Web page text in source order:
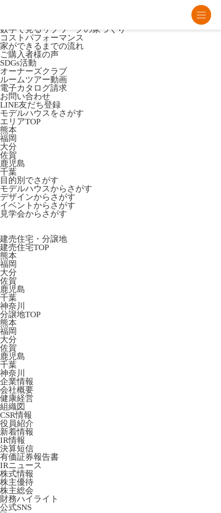
数字で見るリブワークの家づくり
コストパフォーマンス
家ができるまでの流れ
ご購入者様の声
SDGs活動
オーナーズクラブ
ルームツアー動画
電子カタログ請求
お問い合わせ
LINE友だち登録
モデルハウスをさがす
エリアTOP
熊本
福岡
大分
佐賀
鹿児島
千葉
目的別でさがす
モデルハウスからさがす
デザインからさがす
イベントからさがす
見学会からさがす
建売住宅・分譲地
建売住宅TOP
熊本
福岡
大分
佐賀
鹿児島
千葉
神奈川
分譲地TOP
熊本
福岡
大分
佐賀
鹿児島
千葉
神奈川
企業情報
会社概要
健康経営
組織図
CSR情報
役員紹介
新着情報
IR情報
決算短信
有価証券報告書
IRニュース
株式情報
株主優待
株主総会
財務ハイライト
公式SNS